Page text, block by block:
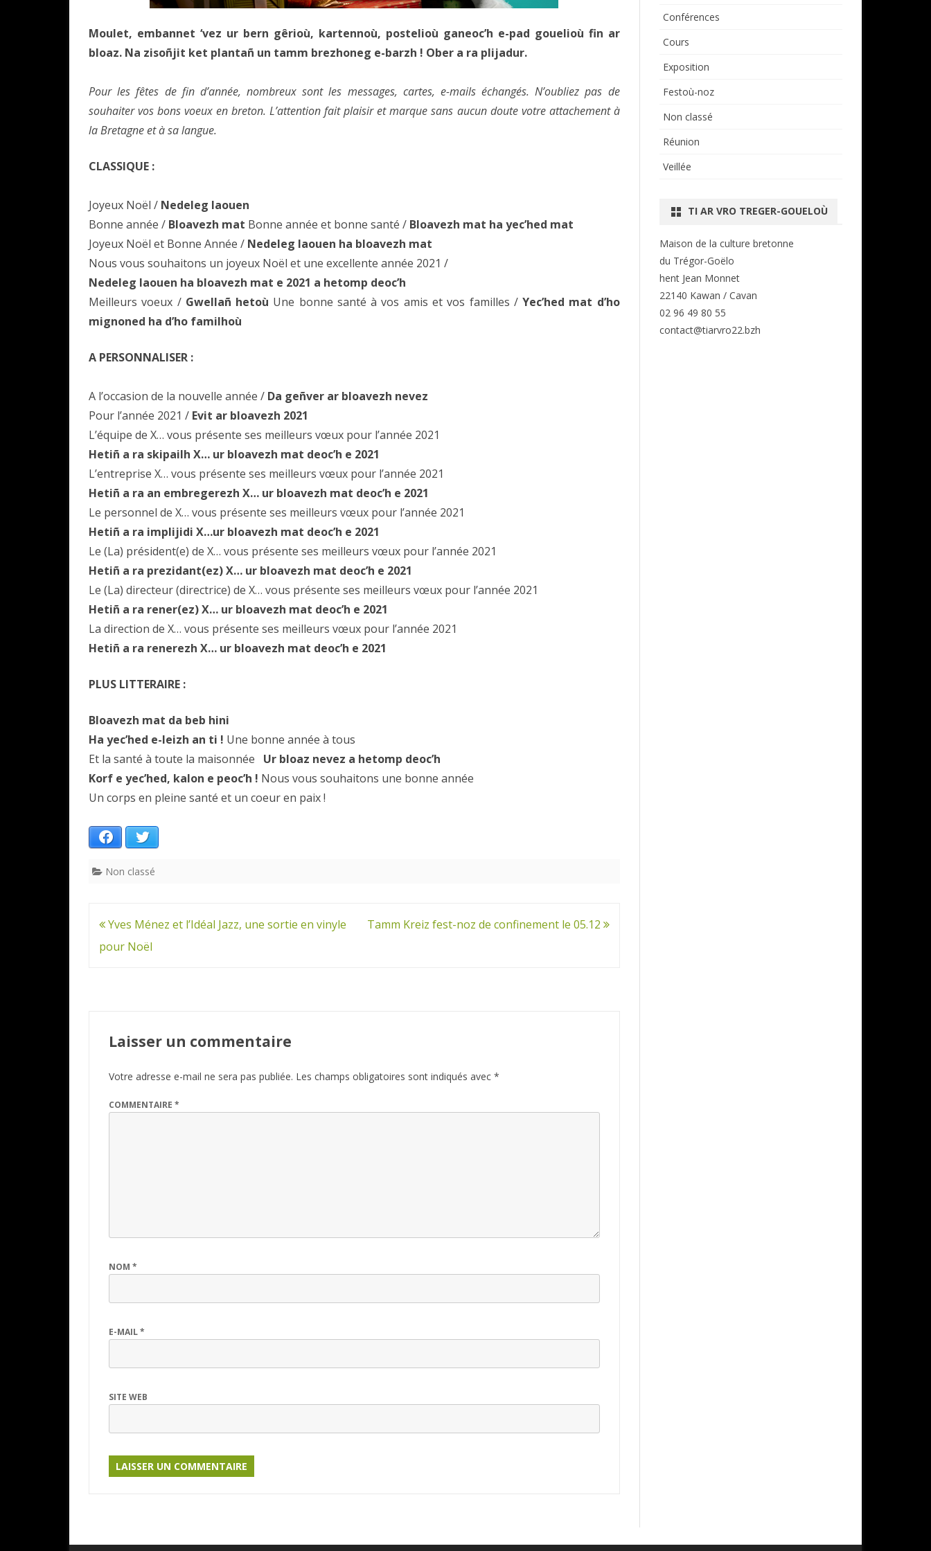
Moulet, embannet ‘vez ur bern gêrioù, kartennoù, postelioù ganeoc’h e-pad gouelioù fin ar
bloaz. Na zisoñjit ket plantañ un tamm brezhoneg e-barzh ! Ober a ra plijadur.
Pour les fêtes de fin d’année, nombreux sont les messages, cartes, e-mails échangés. N’oubliez pas de
souhaiter vos bons voeux en breton. L’attention fait plaisir et marque sans aucun doute votre attachement à
la Bretagne et à sa langue.
CLASSIQUE :
Joyeux Noël / Nedeleg laouen
Bonne année / Bloavezh mat Bonne année et bonne santé / Bloavezh mat ha yec’hed mat
Joyeux Noël et Bonne Année / Nedeleg laouen ha bloavezh mat
Nous vous souhaitons un joyeux Noël et une excellente année 2021 /
Nedeleg laouen ha bloavezh mat e 2021 a hetomp deoc’h
Meilleurs voeux / Gwellañ hetoù Une bonne santé à vos amis et vos familles /Yec’hed mat d’ho
mignoned ha d’ho familhoù
A PERSONNALISER :
A l’occasion de la nouvelle année / Da geñver ar bloavezh nevez
Pour l’année 2021 / Evit ar bloavezh 2021
L’équipe de X… vous présente ses meilleurs vœux pour l’année 2021
Hetiñ a ra skipailh X… ur bloavezh mat deoc’h e 2021
L’entreprise X… vous présente ses meilleurs vœux pour l’année 2021
Hetiñ a ra an embregerezh X… ur bloavezh mat deoc’h e 2021
Le personnel de X… vous présente ses meilleurs vœux pour l’année 2021
Hetiñ a ra implijidi X…ur bloavezh mat deoc’h e 2021
Le (La) président(e) de X… vous présente ses meilleurs vœux pour l’année 2021
Hetiñ a ra prezidant(ez) X… ur bloavezh mat deoc’h e 2021
Le (La) directeur (directrice) de X… vous présente ses meilleurs vœux pour l’année 2021
Hetiñ a ra rener(ez) X… ur bloavezh mat deoc’h e 2021
La direction de X… vous présente ses meilleurs vœux pour l’année 2021
Hetiñ a ra renerezh X… ur bloavezh mat deoc’h e 2021
PLUS LITTERAIRE :
Bloavezh mat da beb hini
Ha yec’hed e-leizh an ti ! Une bonne année à tous
Et la santé à toute la maisonnée Ur bloaz nevez a hetomp deoc’h
Korf e yec’hed, kalon e peoc’h ! Nous vous souhaitons une bonne année
Un corps en pleine santé et un coeur en paix !
Facebook
Non classé
Navigation
de
Yves Ménez et l’Idéal Jazz, une sortie en vinyle
pour Noël
Tamm Kreiz fest-noz de confinement le 05.12
Laisser un commentaire
Votre adresse e-mail ne sera pas publiée. Les champs obligatoires sont indiqués avec *
COMMENTAIRE *
NOM *
E-MAIL*
SITE WEB
Conférences
Cours
Exposition
Festoù-noz
Non classé
Réunion
Veillée
TI AR VRO TREGER-GOUELOÙ
Maison de la culture bretonne
du Trégor-Goëlo
hent Jean Monnet
22140 Kawan / Cavan
02 96 49 80 55
contact@tiarvro22.bzh